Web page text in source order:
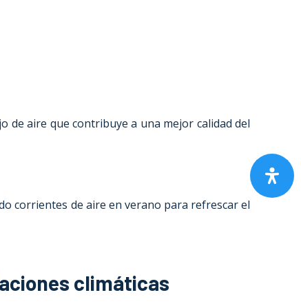
de aire que contribuye a una mejor calidad del
corrientes de aire en verano para refrescar el
climáticas